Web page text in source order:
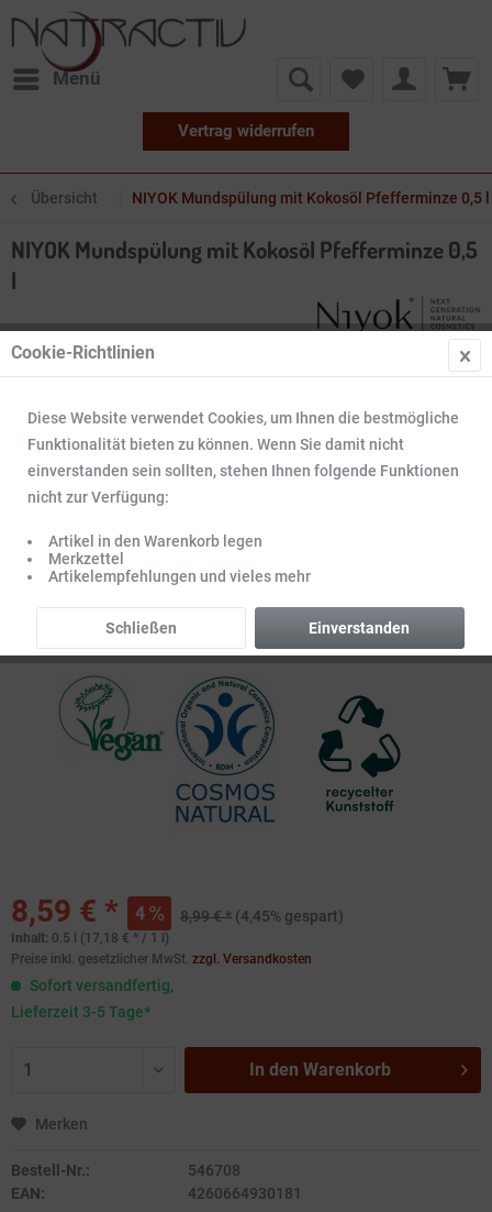
Menü
Vertrag widerrufen
Übersicht NIYOK Mundspülung mit Kokosöl Pfefferminze 0,5 l
NIYOK Mundspülung mit Kokosöl Pfefferminze 0,5
l
8,59 € * 4 8,99 € * (4,45% gespart)
Inhalt: 0.5 l (17,18 € * / 1 l)
Preise inkl. gesetzlicher MwSt. zzgl. Versandkosten
Sofort versandfertig,
Lieferzeit 3-5 Tage*
In den Warenkorb
Merken
Bestell-Nr.:
546708
EAN:
4260664930181
Cookie-Richtlinien
Diese Website verwendet Cookies, um Ihnen die bestmögliche
Funktionalität bieten zu können. Wenn Sie damit nicht
einverstanden sein sollten, stehen Ihnen folgende Funktionen
nicht zur Verfügung:
Artikel in den Warenkorb legen
Merkzettel
Artikelempfehlungen und vieles mehr
Einverstanden
Schließen